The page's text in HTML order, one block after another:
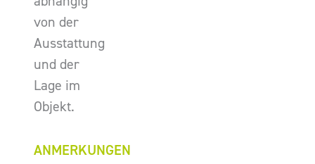
von der
Ausstattung
und der
Lage im
Objekt.
ANMERKUNGEN